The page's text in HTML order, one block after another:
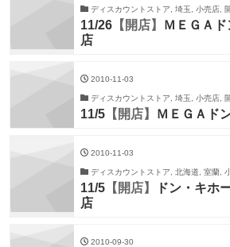
ディスカウントストア, 埼玉, 小売店,
11/26 【開店】
ＭＥＧＡ
店
2010-11-03
ディスカウントストア, 埼玉, 小売店,
11/5 【開店】 ＭＥＧＡド
2010-11-03
ディスカウントストア, 北海道, 室蘭,
11/5 【開店】
ドン・キホ
店
2010-09-30